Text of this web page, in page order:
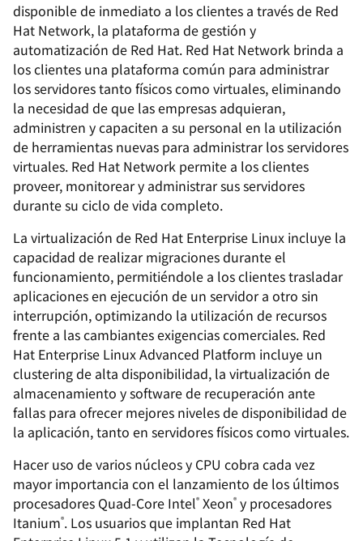
disponible de inmediato a los clientes a través de Red
Hat Network, la plataforma de gestión y
automatización de Red Hat. Red Hat Network brinda a
los clientes una plataforma común para administrar
los servidores tanto físicos como virtuales, eliminando
la necesidad de que las empresas adquieran,
administren y capaciten a su personal en la utilización
de herramientas nuevas para administrar los servidores
virtuales. Red Hat Network permite a los clientes
proveer, monitorear y administrar sus servidores
durante su ciclo de vida completo.
La virtualización de Red Hat Enterprise Linux incluye la
capacidad de realizar migraciones durante el
funcionamiento, permitiéndole a los clientes trasladar
aplicaciones en ejecución de un servidor a otro sin
interrupción, optimizando la utilización de recursos
frente a las cambiantes exigencias comerciales. Red
Hat Enterprise Linux Advanced Platform incluye un
clustering de alta disponibilidad, la virtualización de
almacenamiento y software de recuperación ante
fallas para ofrecer mejores niveles de disponibilidad de
la aplicación, tanto en servidores físicos como virtuales.
Hacer uso de varios núcleos y CPU cobra cada vez
mayor importancia con el lanzamiento de los últimos
procesadores Quad-Core Intel® Xeon® y procesadores
Itanium®. Los usuarios que implantan Red Hat